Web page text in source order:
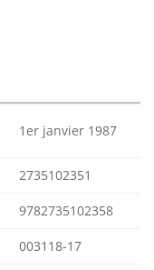
1er janvier 1987
2735102351
9782735102358
003118-17